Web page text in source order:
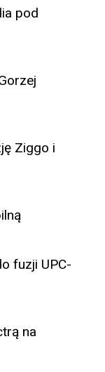
pod
Ziggo i
fuzji UPC-
na